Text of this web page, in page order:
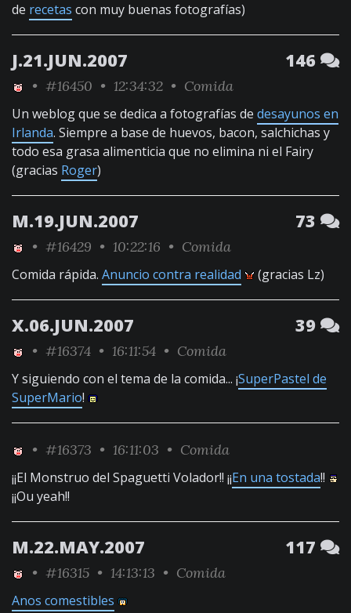
de recetas con muy buenas fotografías)
J.21.JUN.2007 146
• #16450 • 12:34:32 • Comida
Un weblog que se dedica a fotografías de desayunos en
Irlanda. Siempre a base de huevos, bacon, salchichas y
todo esa grasa alimenticia que no elimina ni el Fairy
(gracias Roger)
M.19.JUN.2007 73
• #16429 • 10:22:16 • Comida
Comida rápida. Anuncio contra realidad (gracias Lz)
X.06.JUN.2007 39
• #16374 • 16:11:54 • Comida
Y siguiendo con el tema de la comida... ¡SuperPastel de
SuperMario!
• #16373 • 16:11:03 • Comida
¡¡El Monstruo del Spaguetti Volador!! ¡¡En una tostada!!
¡¡Ou yeah!!
M.22.MAY.2007 117
• #16315 • 14:13:13 • Comida
Anos comestibles